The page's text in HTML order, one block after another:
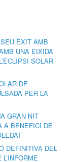
SEU ÈXIT AMB
UNA EIXIDA
SOLAR
DE
PER LA
GRAN NIT
A BENEFICI DE
DEFINITIVA DEL